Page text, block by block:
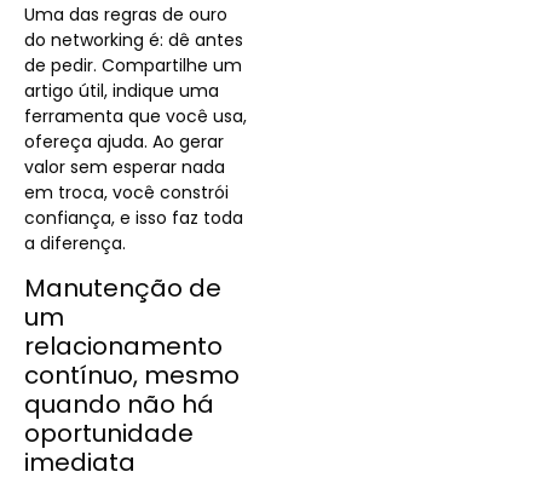
Uma das regras de ouro
do networking é: dê antes
de pedir. Compartilhe um
artigo útil, indique uma
ferramenta que você usa,
ofereça ajuda. Ao gerar
valor sem esperar nada
em troca, você constrói
confiança, e isso faz toda
a diferença.
Manutenção de
um
relacionamento
contínuo, mesmo
quando não há
oportunidade
imediata